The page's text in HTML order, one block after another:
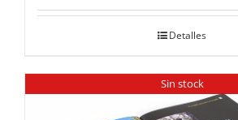
Detalles
Sin stock